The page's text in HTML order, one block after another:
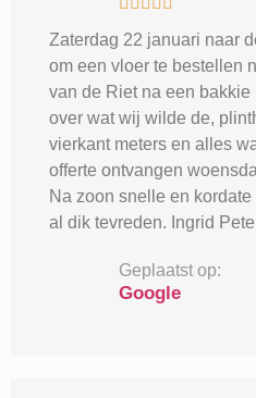
Zaterdag 22 januari naar
om een vloer te bestellen
van de Riet na een bakkie
over wat wij wilde de,
vierkant meters en alles
offerte ontvangen
Na zoon snelle en
al dik tevreden. Ingrid
Geplaatst op:
Google